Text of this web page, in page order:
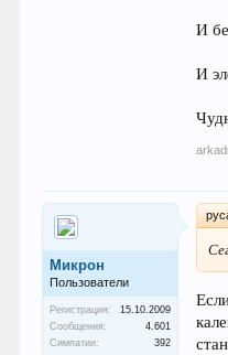
И
И
И
Микрон
Пользователи
Регистрация:
15.10.2009
Сообщения:
4.601
Симпатии:
392